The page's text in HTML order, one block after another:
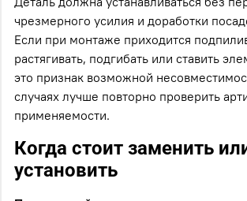
чрезмерного усилия и доработки
Если при монтаже приходится
растягивать, подгибать или ставить
это признак возможной
случаях лучше повторно проверить
применяемости.
Когда стоит заменить
установить